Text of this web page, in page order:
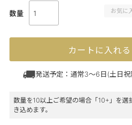
お気に
カートに入れる
発送予定：通常3～6日(土日祝
数量を10以上ご希望の場合「10+」を選
き込めます。